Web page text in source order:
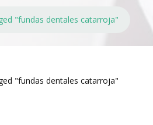
"fundas dentales catarroja"
"fundas dentales catarroja"